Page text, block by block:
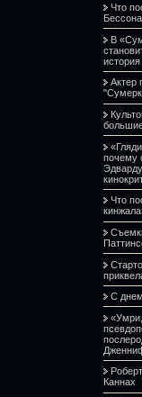
Что
Бессона
В
Актер
почему
Что
С
Каннах